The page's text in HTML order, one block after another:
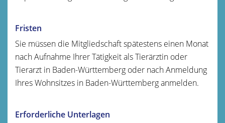
Fristen
Sie müssen die Mitgliedschaft spätestens einen Monat
nach Aufnahme Ihrer Tätigkeit als Tierärztin oder
Tierarzt in Baden-Württemberg oder nach Anmeldung
Ihres Wohnsitzes in Baden-Württemberg anmelden.
Erforderliche Unterlagen